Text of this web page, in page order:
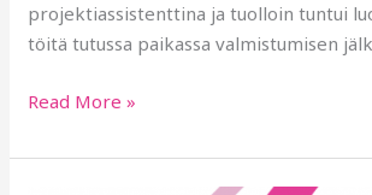
projektiassistenttina ja tuolloin tuntui
töitä tutussa paikassa valmistumisen
Read More »